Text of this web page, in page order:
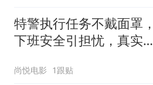
特警执行任务不戴面罩，
下班安全引担忧，真实情
尚悦电影 1跟贴